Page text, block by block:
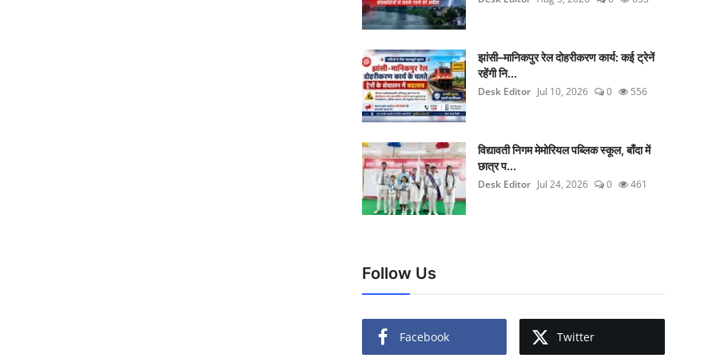
झांसी–मानिकपुर रेल दोहरीकरण कार्य: कई ट्रेनें
रहेंगी नि...
Desk Editor Jul 10, 2026 0 556
विद्यावती निगम मेमोरियल पब्लिक स्कूल, बाँदा में
छात्र प...
Desk Editor Jul 24, 2026 0 461
Follow Us
Facebook Twitter